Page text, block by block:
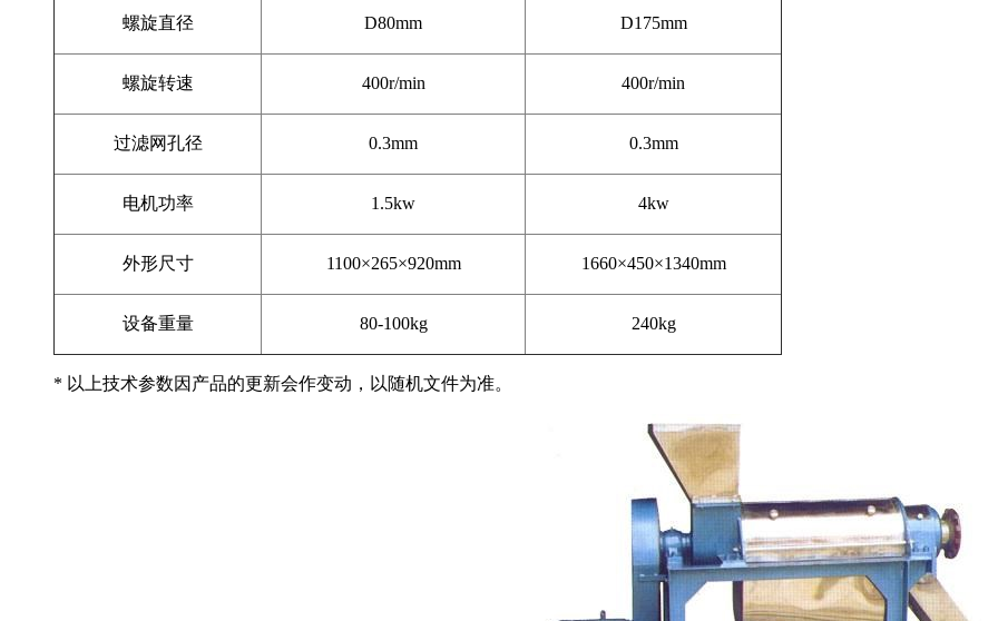
螺旋直径 D80mm D175mm
螺旋转速 400r/min 400r/min
过滤网孔径 0.3mm 0.3mm
电机功率 1.5kw 4kw
外形尺寸 1100×265×920mm 1660×450×1340mm
设备重量 80-100kg 240kg
* 以上技术参数因产品的更新会作变动，以随机文件为准。